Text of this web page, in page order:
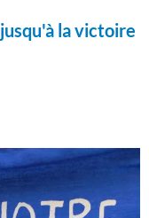
la victoire